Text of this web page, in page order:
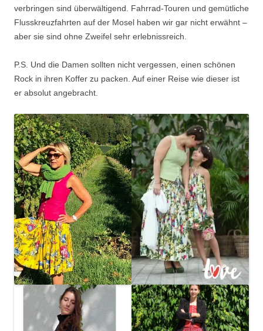
verbringen sind überwältigend. Fahrrad-Touren und gemütliche
Flusskreuzfahrten auf der Mosel haben wir gar nicht erwähnt –
aber sie sind ohne Zweifel sehr erlebnissreich.
P.S. Und die Damen sollten nicht vergessen, einen schönen
Rock in ihren Koffer zu packen. Auf einer Reise wie dieser ist
er absolut angebracht.